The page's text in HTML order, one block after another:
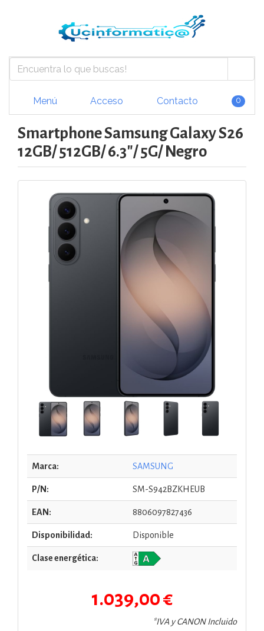
Menú Acceso Contacto 0
Smartphone Samsung Galaxy S26
12GB/ 512GB/ 6.3"/ 5G/ Negro
Marca: SAMSUNG
P/N: SM-S942BZKHEUB
EAN: 8806097827436
Disponibilidad: Disponible
Clase energética:
1.039,00 €
*IVA y CANON Incluido